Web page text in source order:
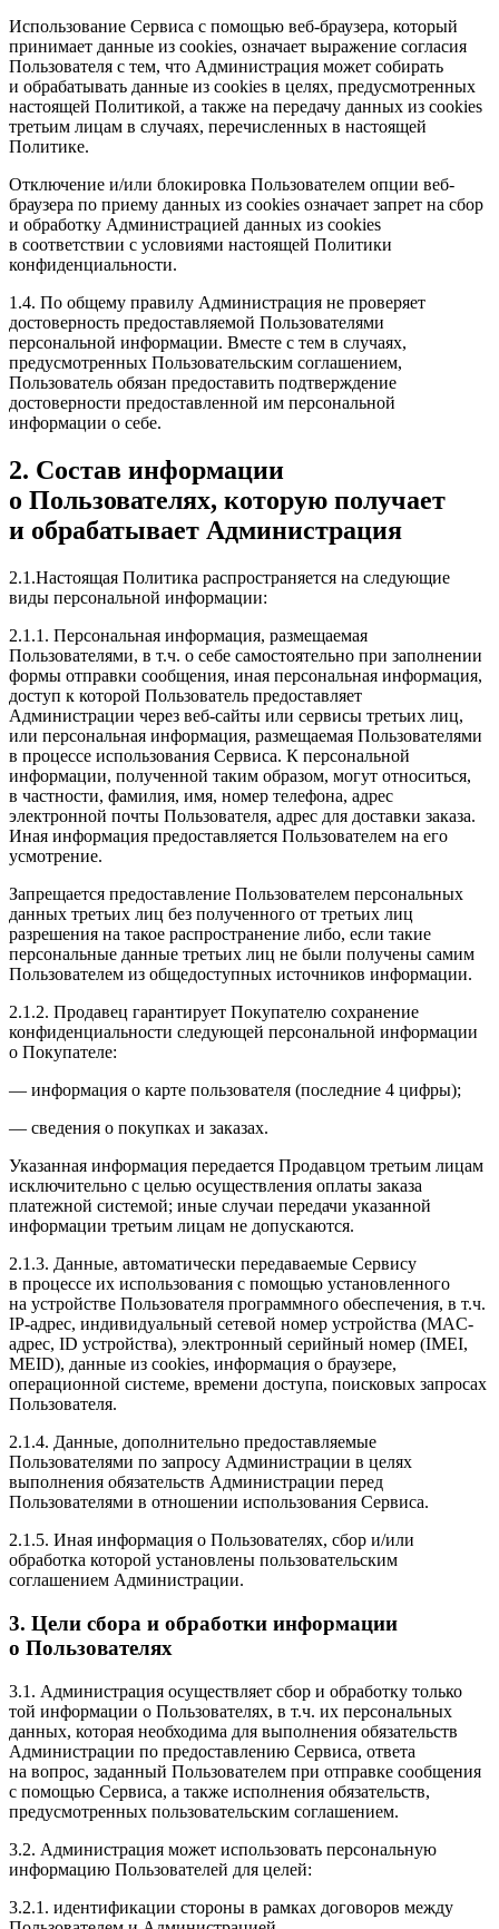
Использование Сервиса с помощью веб-браузера, который
принимает данные из cookies, означает выражение согласия
Пользователя с тем, что Администрация может собирать
и обрабатывать данные из cookies в целях, предусмотренных
настоящей Политикой, а также на передачу данных из cookies
третьим лицам в случаях, перечисленных в настоящей
Политике.
Отключение и/или блокировка Пользователем опции веб-
браузера по приему данных из cookies означает запрет на сбор
и обработку Администрацией данных из cookies
в соответствии с условиями настоящей Политики
конфиденциальности.
1.4. По общему правилу Администрация не проверяет
достоверность предоставляемой Пользователями
персональной информации. Вместе с тем в случаях,
предусмотренных Пользовательским соглашением,
Пользователь обязан предоставить подтверждение
достоверности предоставленной им персональной
информации о себе.
2. Состав информации
о Пользователях, которую получает
и обрабатывает Администрация
2.1.Настоящая Политика распространяется на следующие
виды персональной информации:
2.1.1. Персональная информация, размещаемая
Пользователями, в т.ч. о себе самостоятельно при заполнении
формы отправки сообщения, иная персональная информация,
доступ к которой Пользователь предоставляет
Администрации через веб-сайты или сервисы третьих лиц,
или персональная информация, размещаемая Пользователями
в процессе использования Сервиса. К персональной
информации, полученной таким образом, могут относиться,
в частности, фамилия, имя, номер телефона, адрес
электронной почты Пользователя, адрес для доставки заказа.
Иная информация предоставляется Пользователем на его
усмотрение.
Запрещается предоставление Пользователем персональных
данных третьих лиц без полученного от третьих лиц
разрешения на такое распространение либо, если такие
персональные данные третьих лиц не были получены самим
Пользователем из общедоступных источников информации.
2.1.2. Продавец гарантирует Покупателю сохранение
конфиденциальности следующей персональной информации
о Покупателе:
— информация о карте пользователя (последние 4 цифры);
— сведения о покупках и заказах.
Указанная информация передается Продавцом третьим лицам
исключительно с целью осуществления оплаты заказа
платежной системой; иные случаи передачи указанной
информации третьим лицам не допускаются.
2.1.3. Данные, автоматически передаваемые Сервису
в процессе их использования с помощью установленного
на устройстве Пользователя программного обеспечения, в т.ч.
IP-адрес, индивидуальный сетевой номер устройства (MAC-
адрес, ID устройства), электронный серийный номер (IMEI,
MEID), данные из cookies, информация о браузере,
операционной системе, времени доступа, поисковых запросах
Пользователя.
2.1.4. Данные, дополнительно предоставляемые
Пользователями по запросу Администрации в целях
выполнения обязательств Администрации перед
Пользователями в отношении использования Сервиса.
2.1.5. Иная информация о Пользователях, сбор и/или
обработка которой установлены пользовательским
соглашением Администрации.
3. Цели сбора и обработки информации
о Пользователях
3.1. Администрация осуществляет сбор и обработку только
той информации о Пользователях, в т.ч. их персональных
данных, которая необходима для выполнения обязательств
Администрации по предоставлению Сервиса, ответа
на вопрос, заданный Пользователем при отправке сообщения
с помощью Сервиса, а также исполнения обязательств,
предусмотренных пользовательским соглашением.
3.2. Администрация может использовать персональную
информацию Пользователей для целей:
3.2.1. идентификации стороны в рамках договоров между